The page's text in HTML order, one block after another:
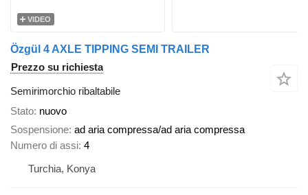
VIDEO
Özgül 4 AXLE TIPPING SEMI TRAILER
Prezzo su richiesta
Semirimorchio ribaltabile
Stato nuovo
Sospensione ad aria compressa/ad aria compressa
Numero di assi 4
Turchia, Konya